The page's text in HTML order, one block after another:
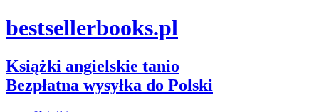
bestsellerbooks.pl
Książki angielskie tanio
Bezpłatna wysyłka do Polski